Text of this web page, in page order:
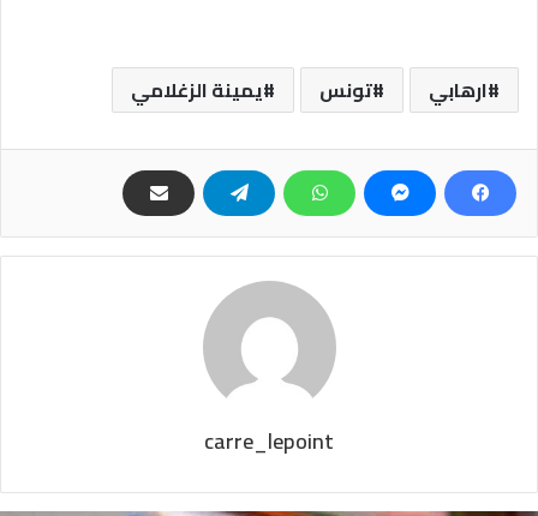
ارهابي تونس يمينة الزغلامي
carre_lepoint